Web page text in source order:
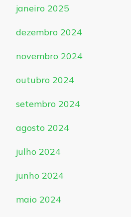
janeiro 2025
dezembro 2024
novembro 2024
outubro 2024
setembro 2024
agosto 2024
julho 2024
junho 2024
maio 2024